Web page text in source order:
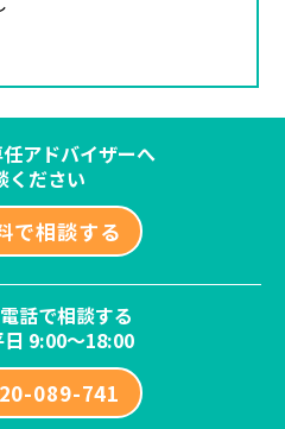
アドバイザーへ
ください
で相談する
話で相談する
9:00～18:00
089-741